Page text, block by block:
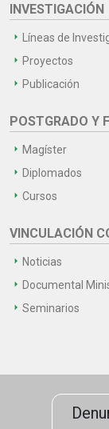
INVESTIGACIÓN
Líneas de
Proyectos
Publicación
POSTGRADO Y
Magíster
Diplomados
Cursos
VINCULACIÓN
Noticias
Documental
Seminarios